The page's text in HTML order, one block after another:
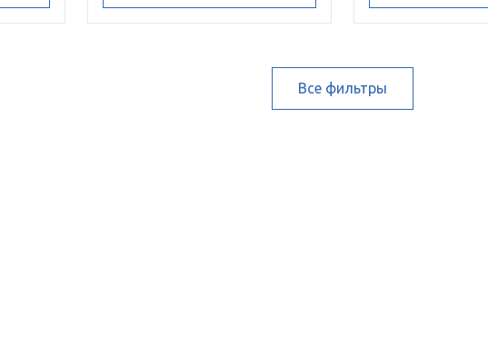
Все фильтры